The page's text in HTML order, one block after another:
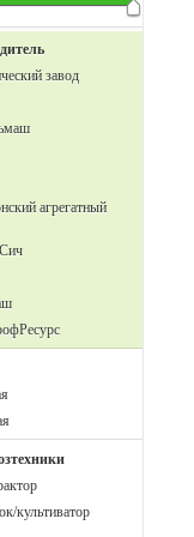
завод
агрегатный
культиватор